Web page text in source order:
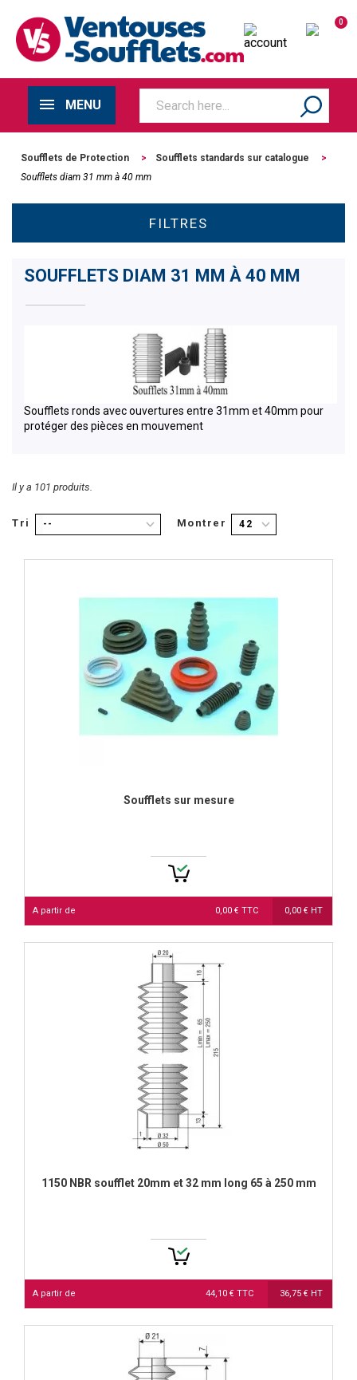
0
MENU
Soufflets de Protection > Soufflets standards sur catalogue
>
Soufflets diam 31 mm à 40 mm
FILTRES
SOUFFLETS DIAM 31 MM À 40 MM
Soufflets ronds avec ouvertures entre 31mm et 40mm pour
protéger des pièces en mouvement
Il y a 101 produits.
Tri -- Montrer 42
Soufflets sur mesure
A partir de 0,00 € TTC 0,00 € HT
1150 NBR soufflet 20mm et 32 mm long 65 à 250 mm
A partir de 44,10 € TTC 36,75 € HT